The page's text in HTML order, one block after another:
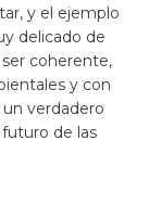
y el ejemplo
delicado de
coherente,
y con
verdadero
de las